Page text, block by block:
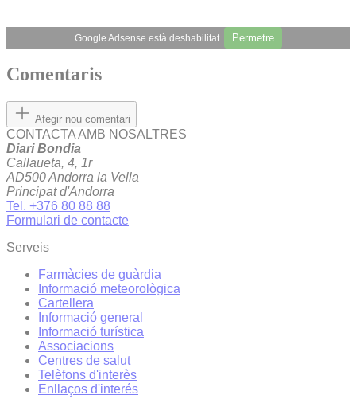
Google Adsense està deshabilitat. Permetre
Comentaris
Afegir nou comentari
CONTACTA AMB NOSALTRES
Diari Bondia
Callaueta, 4, 1r
AD500 Andorra la Vella
Principat d'Andorra
Tel. +376 80 88 88
Formulari de contacte
Serveis
Farmàcies de guàrdia
Informació meteorològica
Cartellera
Informació general
Informació turística
Associacions
Centres de salut
Telèfons d'interès
Enllaços d'interés